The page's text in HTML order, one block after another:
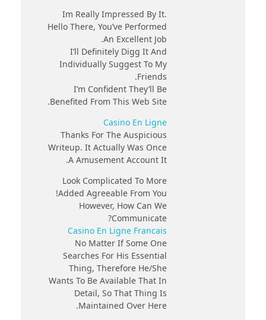
Im Really Impressed By It.
Hello There, You’ve Performed
An Excellent Job.
I’ll Definitely Digg It And
Individually Suggest To My
Friends.
I’m Confident They’ll Be
Benefited From This Web Site.
Casino En Ligne
Thanks For The Auspicious
Writeup. It Actually Was Once
A Amusement Account It.
Look Complicated To More
Added Agreeable From You!
However, How Can We
Communicate?
Casino En Ligne Francais
No Matter If Some One
Searches For His Essential
Thing, Therefore He/she
Wants To Be Available That In
Detail, So That Thing Is
Maintained Over Here.